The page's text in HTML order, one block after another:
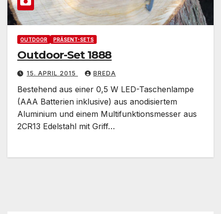
OUTDOOR PRÄSENT-SETS
Outdoor-Set 1888
15. APRIL 2015 BREDA
Bestehend aus einer 0,5 W LED-Taschenlampe
(AAA Batterien inklusive) aus anodisiertem
Aluminium und einem Multifunktionsmesser aus
2CR13 Edelstahl mit Griff…